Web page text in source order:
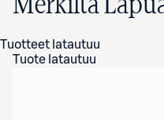
Merkiltä
Tuotteet latautuu
Tuote latautuu